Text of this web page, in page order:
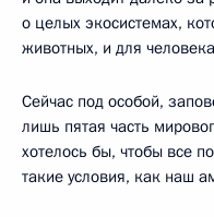
о целых экосистемах,
животных, и для
Сейчас под особой,
лишь пятая часть
хотелось бы, чтобы все
такие условия, как наш